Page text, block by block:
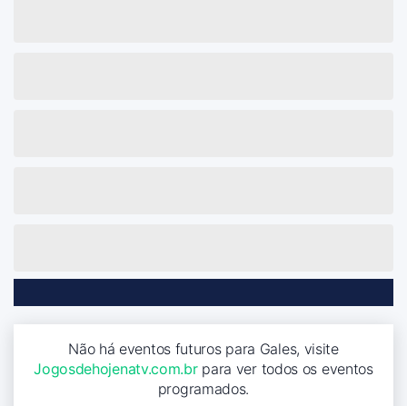
Não há eventos futuros para Gales, visite
Jogosdehojenatv.com.brpara ver todos os eventos
programados.